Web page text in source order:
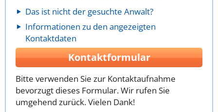
Das ist nicht der gesuchte Anwalt?
Informationen zu den angezeigten
Kontaktdaten
Kontaktformular
Bitte verwenden Sie zur Kontaktaufnahme
bevorzugt dieses Formular. Wir rufen Sie
umgehend zurück. Vielen Dank!